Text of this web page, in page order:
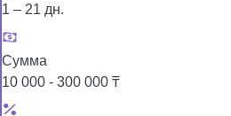
1 – 21 дн.
Сумма
10 000 - 300 000 ₸